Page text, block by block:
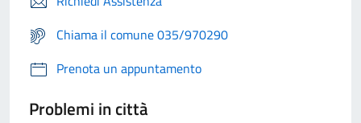
Chiama il comune 035/970290
Prenota un appuntamento
Problemi in città